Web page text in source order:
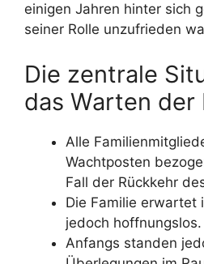
einigen Jahren hinter sich
seiner Rolle unzufrieden
Die zentrale
das Warten der
Alle
Wachtposten
Fall der Rückkehr
Die Familie erwartet
jedoch hoffnungslos.
Anfangs standen